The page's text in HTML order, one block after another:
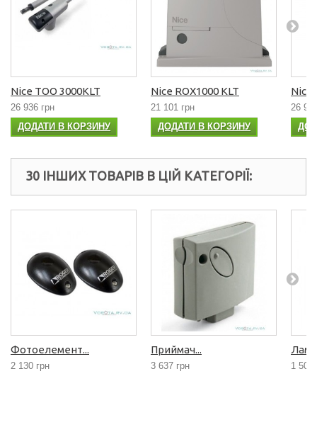
Nice TOO 3000KLT
26 936 грн
ДОДАТИ В КОРЗИНУ
Nice ROX1000 KLT
21 101 грн
ДОДАТИ В КОРЗИНУ
Nice
26
30 ІНШИХ ТОВАРІВ В ЦІЙ КАТЕГОРІЇ:
Фотоелемент...
2 130 грн
Приймач...
3 637 грн 1 507